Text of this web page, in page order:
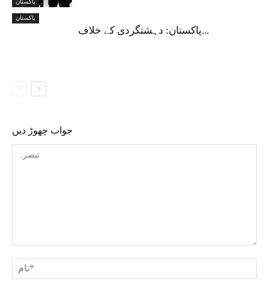
پاکستان
پاکستان: دہشتگردی کے خلاف...
جواب چھوڑ دیں